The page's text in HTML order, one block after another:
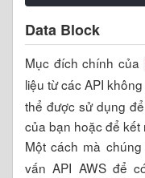
Data Block
Mục đích chính của
liệu từ các API
thể được sử dụng
của bạn hoặc để kết
Một cách mà
vấn API AWS để